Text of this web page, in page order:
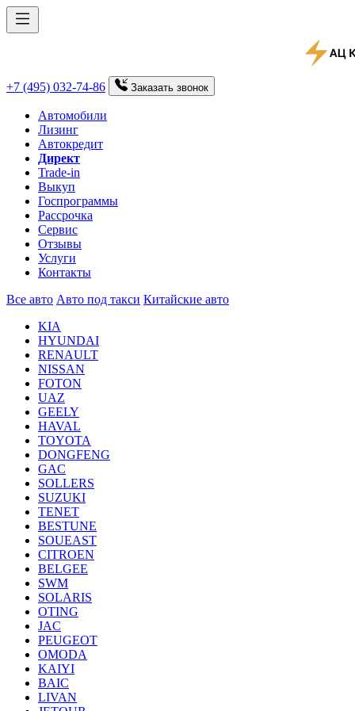
+7 (495) 032-74-86 Заказать звонок
Автомобили
Лизинг
Автокредит
Директ
Trade-in
Выкуп
Госпрограммы
Рассрочка
Сервис
Отзывы
Услуги
Контакты
Все авто Авто под такси Китайские авто
KIA
HYUNDAI
RENAULT
NISSAN
FOTON
UAZ
GEELY
HAVAL
TOYOTA
DONGFENG
GAC
SOLLERS
SUZUKI
TENET
BESTUNE
SOUEAST
CITROEN
BELGEE
SWM
SOLARIS
OTING
JAC
PEUGEOT
OMODA
KAIYI
BAIC
LIVAN